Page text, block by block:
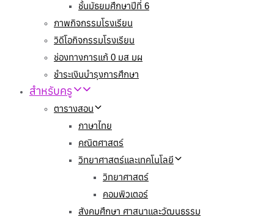
ชั้นมัธยมศึกษาปีที่ 6
ภาพกิจกรรมโรงเรียน
วิดีโอกิจกรรมโรงเรียน
ช่องทางการแก้ 0 มส มผ
ชำระเงินบำรุงการศึกษา
สำหรับครู
ตารางสอน
ภาษาไทย
คณิตศาสตร์
วิทยาศาสตร์และเทคโนโลยี
วิทยาศาสตร์
คอมพิวเตอร์
สังคมศึกษา ศาสนาและวัฒนธรรม